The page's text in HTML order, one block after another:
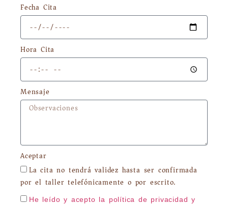
Fecha Cita
Hora Cita
Mensaje
Aceptar
La cita no tendrá validez hasta ser confirmada
por el taller telefónicamente o por escrito.
He leído y acepto la política de privacidad y